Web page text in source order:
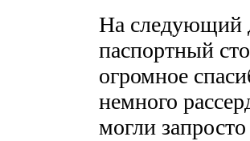
На следующий
паспортный
огромное
немного
могли запросто